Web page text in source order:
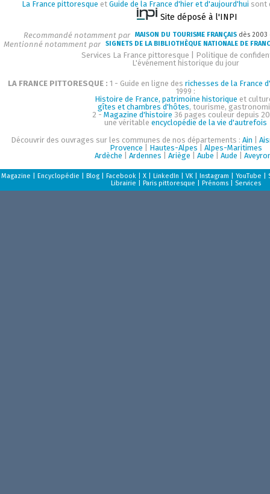
La France pittoresque et Guide de la France d'hier et d'aujourd'hui sont
Site déposé à l'INPI
Recommandé notamment par MAISON DU TOURISME FRANÇAIS dès
Mentionné notamment par SIGNETS DE LA BIBLIOTHÈQUE NATIONALE DE
Services La France pittoresque
Politique de
L'événement historique du jour
LA FRANCE PITTORESQUE : 1 - Guide en ligne des richesses de la France
1999 :
Histoire de France, patrimoine historique et
gîtes et chambres d'hôtes, tourisme,
2 - Magazine d'histoire 36 pages couleur depuis
une véritable encyclopédie de la vie d'autrefois
Découvrir des ouvrages sur les communes de nos départements : Ain
Provence
Hautes-Alpes
Alpes-Maritimes
Ardèche
Ardennes Ariège Aube Aude
Magazine Encyclopédie Blog| Facebook| X| LinkedIn VK| Instagram YouTube
Librairie
Paris pittoresque Prénoms| Services